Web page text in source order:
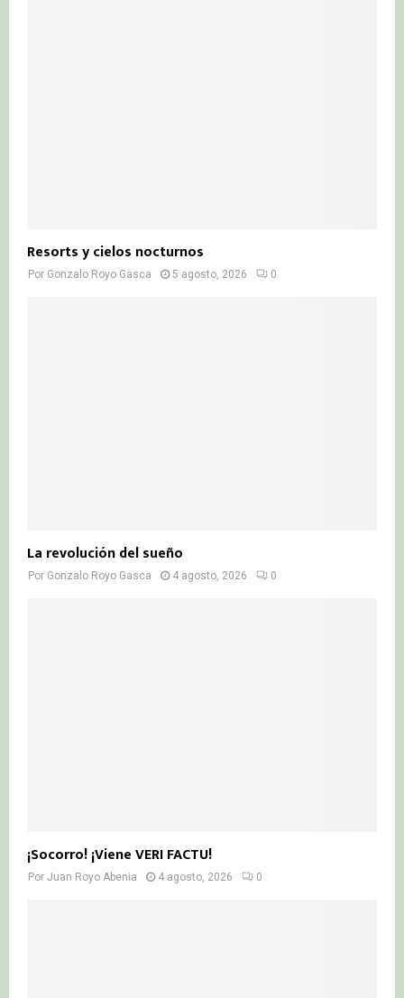
Resorts y cielos nocturnos
Por Gonzalo Royo Gasca 5 agosto, 2026 0
La revolución del sueño
Por Gonzalo Royo Gasca 4 agosto, 2026 0
¡Socorro! ¡Viene VERI FACTU!
Por Juan Royo Abenia 4 agosto, 2026 0